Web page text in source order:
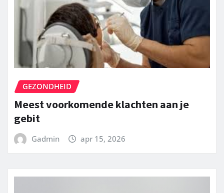
GEZONDHEID
Meest voorkomende klachten aan je
gebit
Gadmin apr 15, 2026